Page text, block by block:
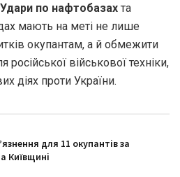
Удари по нафтобазах та
мають на меті не лише
окупантам, а й обмежити
російської військової техніки,
діях проти України.
для 11 окупантів за
Київщині